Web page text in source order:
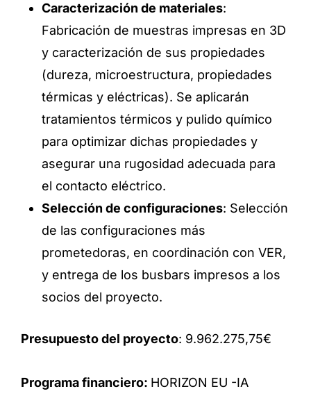
Caracterización de materiales:
Fabricación de muestras impresas en 3D
y caracterización de sus propiedades
(dureza, microestructura, propiedades
térmicas y eléctricas). Se aplicarán
tratamientos térmicos y pulido químico
para optimizar dichas propiedades y
asegurar una rugosidad adecuada para
el contacto eléctrico.
Selección de configuraciones: Selección
de las configuraciones más
prometedoras, en coordinación con VER,
y entrega de los busbars impresos a los
socios del proyecto.
Presupuesto del proyecto: 9.962.275,75€
Programa financiero: HORIZON EU -IA